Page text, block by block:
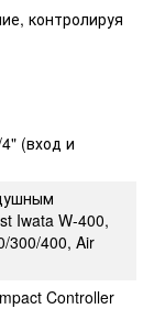
контролируя
(вход и
Iwata W-400,
300/400, Air
Controller